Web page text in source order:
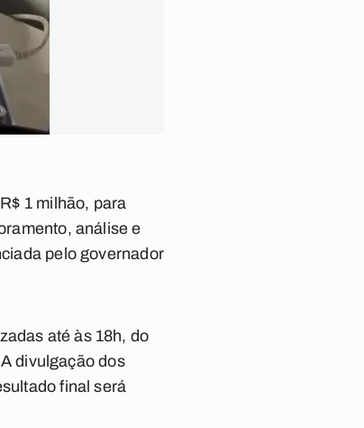
1 milhão, para
análise e
pelo governador
até às 18h, do
divulgação dos
final será